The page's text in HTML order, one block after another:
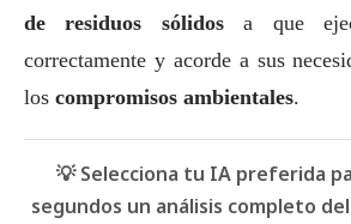
de residuos sólidosa que
correctamente y acorde a sus
los compromisos ambientales.
💡 Selecciona tu IA preferida
segundos un análisis completo